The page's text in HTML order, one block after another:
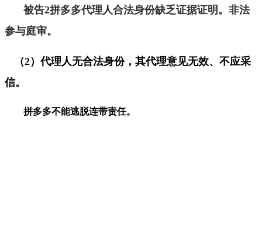
被告2拼多多代理人合法身份缺乏证据证明。非法
参与庭审。
（2）代理人无合法身份，其代理意见无效、不应采
信。
拼多多不能逃脱连带责任。